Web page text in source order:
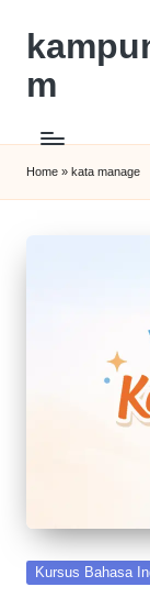
m
Home » kata manage
Kursus Bahasa